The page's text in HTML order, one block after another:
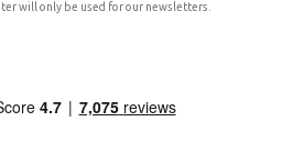
will only be used for our newsletters.